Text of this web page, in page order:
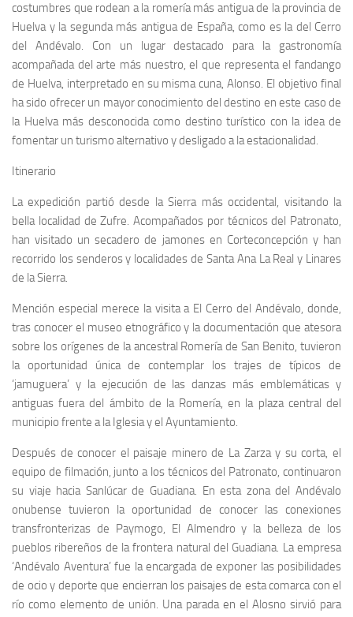
costumbres que rodean a la romería más antigua de la provincia de
Huelva y la segunda más antigua de España, como es la del Cerro
del Andévalo. Con un lugar destacado para la gastronomía
acompañada del arte más nuestro, el que representa el fandango
de Huelva, interpretado en su misma cuna, Alonso. El objetivo final
ha sido ofrecer un mayor conocimiento del destino en este caso de
la Huelva más desconocida como destino turístico con la idea de
fomentar un turismo alternativo y desligado a la estacionalidad.
Itinerario
La expedición partió desde la Sierra más occidental, visitando la
bella localidad de Zufre. Acompañados por técnicos del Patronato,
han visitado un secadero de jamones en Corteconcepción y han
recorrido los senderos y localidades de Santa Ana La Real y Linares
de la Sierra.
Mención especial merece la visita a El Cerro del Andévalo, donde,
tras conocer el museo etnográfico y la documentación que atesora
sobre los orígenes de la ancestral Romería de San Benito, tuvieron
la oportunidad única de contemplar los trajes de típicos de
‘jamuguera’ y la ejecución de las danzas más emblemáticas y
antiguas fuera del ámbito de la Romería, en la plaza central del
municipio frente a la Iglesia y el Ayuntamiento.
Después de conocer el paisaje minero de La Zarza y su corta, el
equipo de filmación, junto a los técnicos del Patronato, continuaron
su viaje hacia Sanlúcar de Guadiana. En esta zona del Andévalo
onubense tuvieron la oportunidad de conocer las conexiones
transfronterizas de Paymogo, El Almendro y la belleza de los
pueblos ribereños de la frontera natural del Guadiana. La empresa
‘Andévalo Aventura’ fue la encargada de exponer las posibilidades
de ocio y deporte que encierran los paisajes de esta comarca con el
río como elemento de unión. Una parada en el Alosno sirvió para